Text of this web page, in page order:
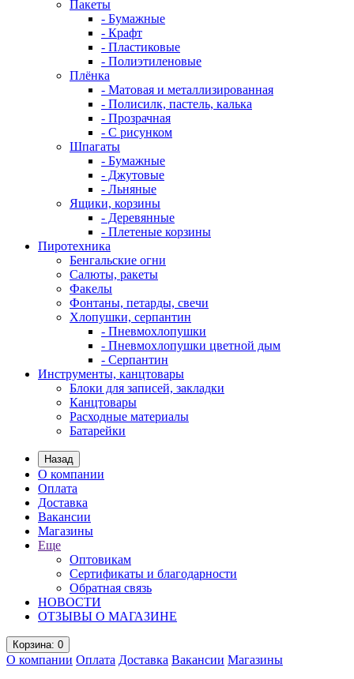
Пакеты
- Бумажные
- Крафт
- Пластиковые
- Полиэтиленовые
Плёнка
- Матовая и металлизированная
- Полисилк, пастель, калька
- Прозрачная
- С рисунком
Шпагаты
- Бумажные
- Джутовые
- Льняные
Ящики, корзины
- Деревянные
- Плетеные корзины
Пиротехника
Бенгальские огни
Салюты, ракеты
Факелы
Фонтаны, петарды, свечи
Хлопушки, серпантин
- Пневмохлопушки
- Пневмохлопушки цветной дым
- Серпантин
Инструменты, канцтовары
Блоки для записей, закладки
Канцтовары
Расходные материалы
Батарейки
Назад
О компании
Оплата
Доставка
Вакансии
Магазины
Еще
Оптовикам
Сертификаты и благодарности
Обратная связь
НОВОСТИ
ОТЗЫВЫ О МАГАЗИНЕ
Корзина: 0
О компании Оплата Доставка Вакансии Магазины